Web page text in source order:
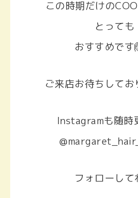
この時期だけの
とっても
おすすめです
ご来店お待ちしてお
Instagramも随時
フォローして